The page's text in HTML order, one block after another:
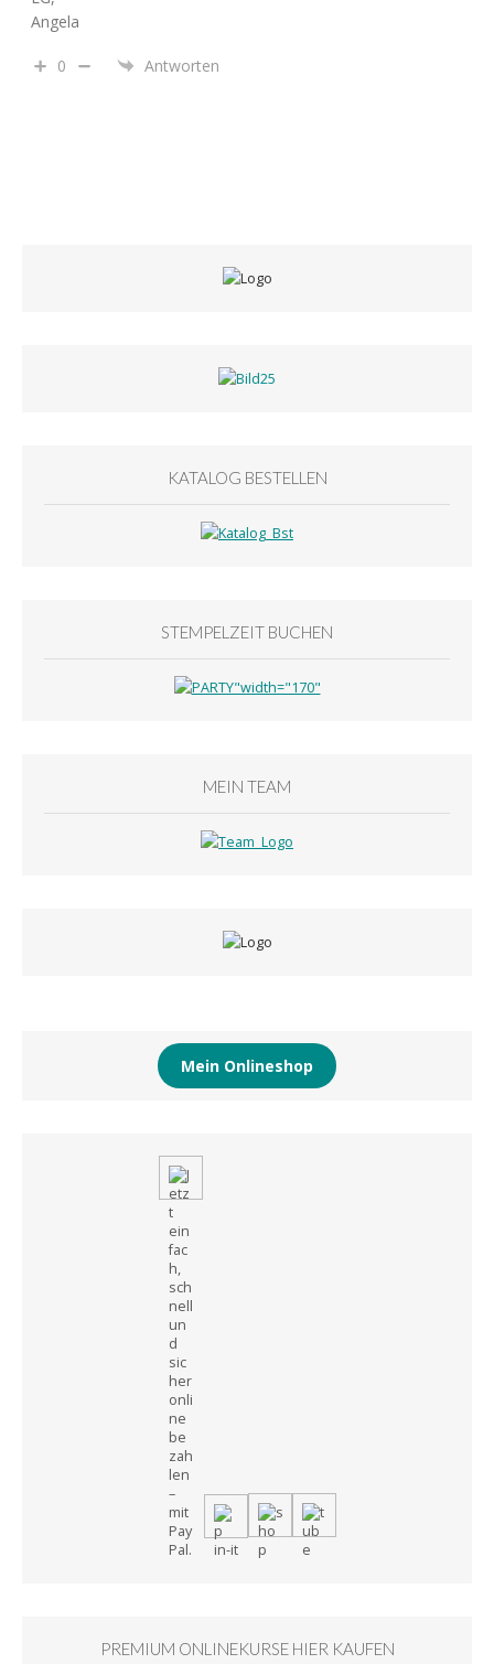
Angela
0 Antworten
KATALOG BESTELLEN
STEMPELZEIT BUCHEN
MEIN TEAM
Mein Onlineshop
PREMIUM ONLINEKURSE HIER KAUFEN